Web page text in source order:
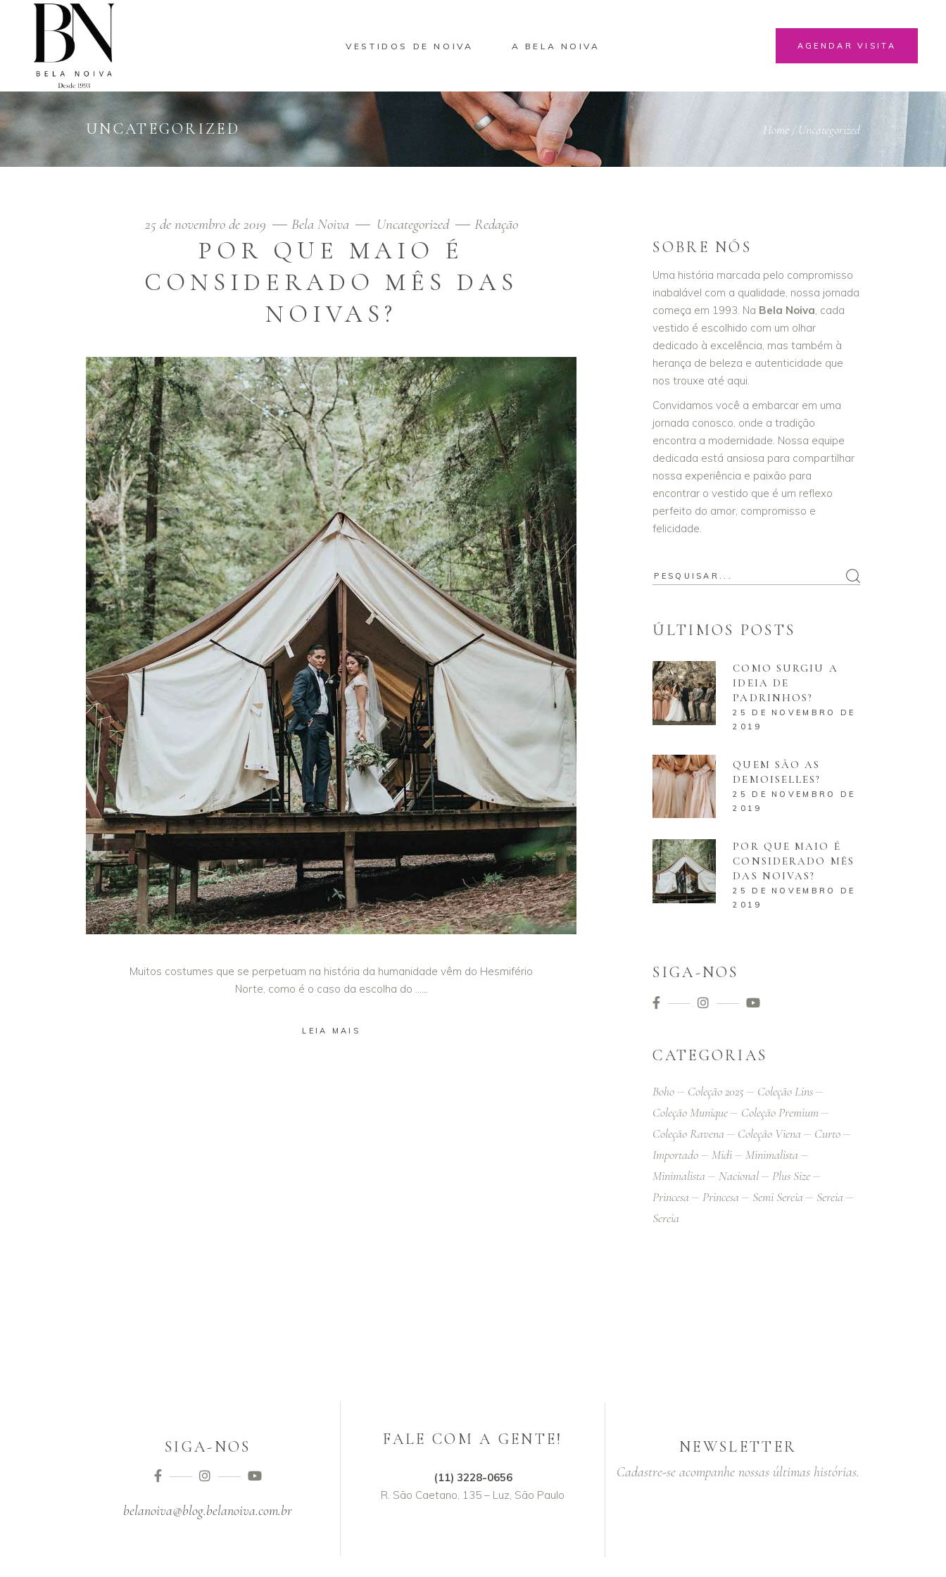
VESTIDOS DE NOIVA A BELA NOIVA AGENDAR VISITA
UNCATEGORIZED Home/Uncategorized
25 de novembro de 2019 Bela Noiva Uncategorized Redação
POR QUE MAIO É
CONSIDERADO MÊS DAS
NOIVAS?
Muitos costumes que se perpetuam na história da humanidade vêm do Hesmifério
Norte, como é o caso da escolha do …
LEIA MAIS
SOBRE NÓS
Uma história marcada pelo compromisso
inabalável com a qualidade, nossa jornada
começa em 1993. Na Bela Noiva, cada
vestido é escolhido com um olhar
dedicado à excelência, mas também à
herança de beleza e autenticidade que
nos trouxe até aqui.
Convidamos você a embarcar em uma
jornada conosco, onde a tradição
encontra a modernidade. Nossa equipe
dedicada está ansiosa para compartilhar
nossa experiência e paixão para
encontrar o vestido que é um reflexo
perfeito do amor, compromisso e
felicidade.
ÚLTIMOS POSTS
COMO SURGIU A
IDEIA DE
PADRINHOS?
25 DE NOVEMBRO DE
2019
QUEM SÃO AS
DEMOISELLES?
25 DE NOVEMBRO DE
2019
POR QUE MAIO É
CONSIDERADO MÊS
DAS NOIVAS?
25 DE NOVEMBRO DE
2019
SIGA-NOS
CATEGORIAS
Boho Coleção 2025
Coleção Lins
Coleção Munique
Coleção Premium
Coleção Ravena
Coleção Viena
Curto
Importado
Midi
Minimalista
Minimalista
Nacional
Plus Size
Princesa
Princesa Semi Sereia
Sereia
Sereia
SIGA-NOS
belanoiva@blog.belanoiva.com.br
FALE COM A GENTE!
(11) 3228-0656
R. São Caetano, 135 – Luz, São Paulo
NEWSLETTER
Cadastre-se acompanhe nossas últimas histórias.